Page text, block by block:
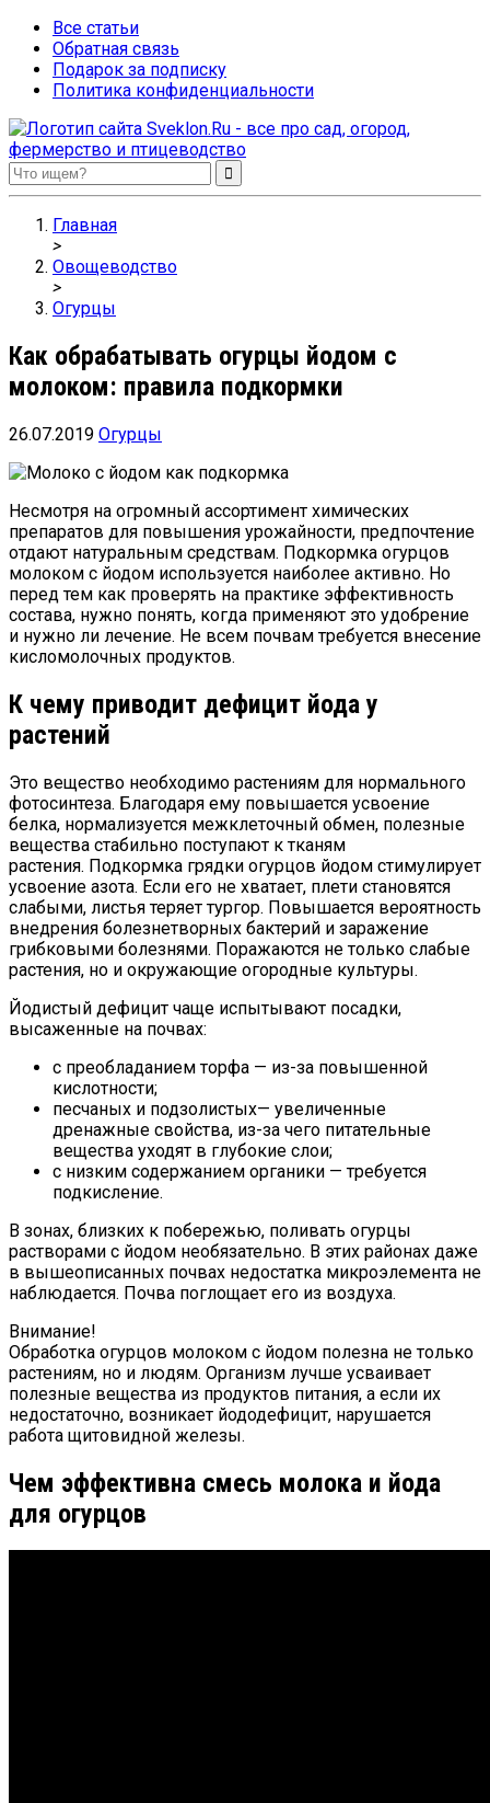
Все статьи
Обратная связь
Подарок за подписку
Политика конфиденциальности
Sveklon.Ru – все про сад, огород, фермерство и птицеводство
Главная
>
Овощеводство
>
Огурцы
Как обрабатывать огурцы йодом с
молоком: правила подкормки
26.07.2019 Огурцы
Несмотря на огромный ассортимент химических
препаратов для повышения урожайности, предпочтение
отдают натуральным средствам. Подкормка огурцов
молоком с йодом используется наиболее активно. Но
перед тем как проверять на практике эффективность
состава, нужно понять, когда применяют это удобрение
и нужно ли лечение. Не всем почвам требуется внесение
кисломолочных продуктов.
К чему приводит дефицит йода у
растений
Это вещество необходимо растениям для нормального
фотосинтеза. Благодаря ему повышается усвоение
белка, нормализуется межклеточный обмен, полезные
вещества стабильно поступают к тканям
растения. Подкормка грядки огурцов йодом стимулирует
усвоение азота. Если его не хватает, плети становятся
слабыми, листья теряет тургор. Повышается вероятность
внедрения болезнетворных бактерий и заражение
грибковыми болезнями. Поражаются не только слабые
растения, но и окружающие огородные культуры.
Йодистый дефицит чаще испытывают посадки,
высаженные на почвах:
с преобладанием торфа — из-за повышенной
кислотности;
песчаных и подзолистых— увеличенные
дренажные свойства, из-за чего питательные
вещества уходят в глубокие слои;
с низким содержанием органики — требуется
подкисление.
В зонах, близких к побережью, поливать огурцы
растворами с йодом необязательно. В этих районах даже
в вышеописанных почвах недостатка микроэлемента не
наблюдается. Почва поглощает его из воздуха.
Внимание!
Обработка огурцов молоком с йодом полезна не только
растениям, но и людям. Организм лучше усваивает
полезные вещества из продуктов питания, а если их
недостаточно, возникает йододефицит, нарушается
работа щитовидной железы.
Чем эффективна смесь молока и йода
для огурцов